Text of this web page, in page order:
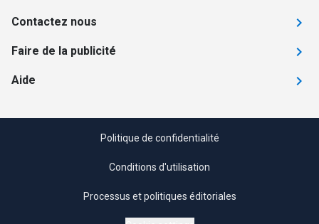
Contactez nous
Faire de la publicité
Aide
Politique de confidentialité
Conditions d'utilisation
Processus et politiques éditoriales